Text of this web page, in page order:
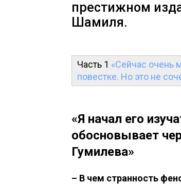
престижном
Шамиля.
Часть 1 «Сейчас очень
повестке. Но это не
«Я начал его
обосновывает
Гумилева»
– В чем странность